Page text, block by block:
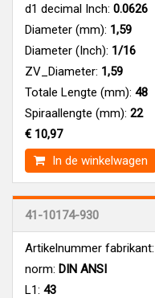
d1 decimal Inch: 0.0626
Diameter (mm): 1,59
Diameter (Inch): 1/16
ZV_Diameter: 1,59
Totale Lengte (mm): 48
Spiraallengte (mm): 22
€ 10,97
In de winkelwagen
41-10174-930
Artikelnummer fabrikant:
norm: DIN ANSI
L1: 43